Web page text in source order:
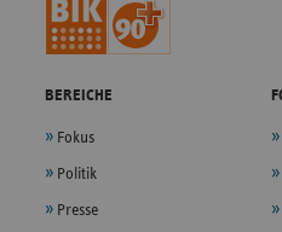
BEREICHE
Fokus
Politik
Presse